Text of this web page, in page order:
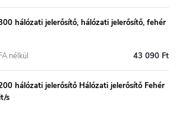
hálózati jelerősítő, hálózati jelerősítő, fehér
43 090 Ft
nélkül
hálózati jelerősítő Hálózati jelerősítő Fehér
s